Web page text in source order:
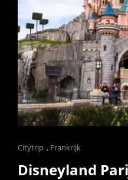
Cat
Links
Citytrip , Frankrijk
Disneyland